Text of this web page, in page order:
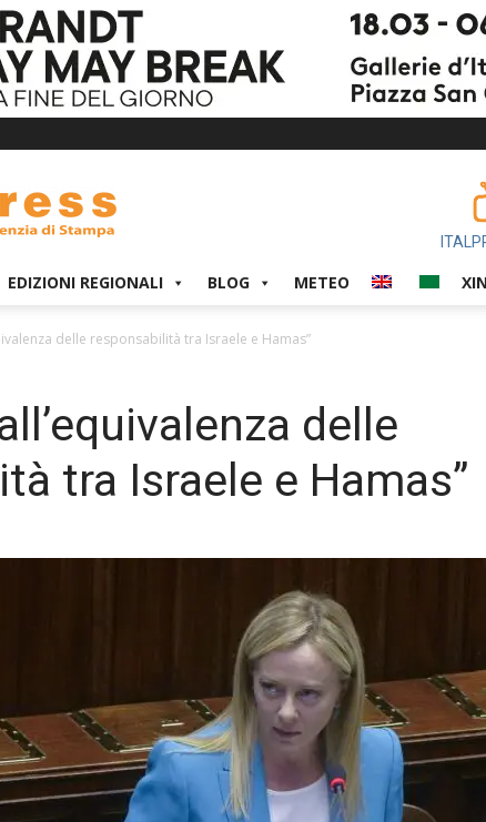
EDIZIONI REGIONALI BLOG METEO
delle responsabilità tra Israele e Hamas”
delle
tra Israele e Hamas”